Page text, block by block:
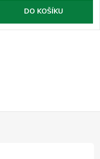
DO KOŠÍKU